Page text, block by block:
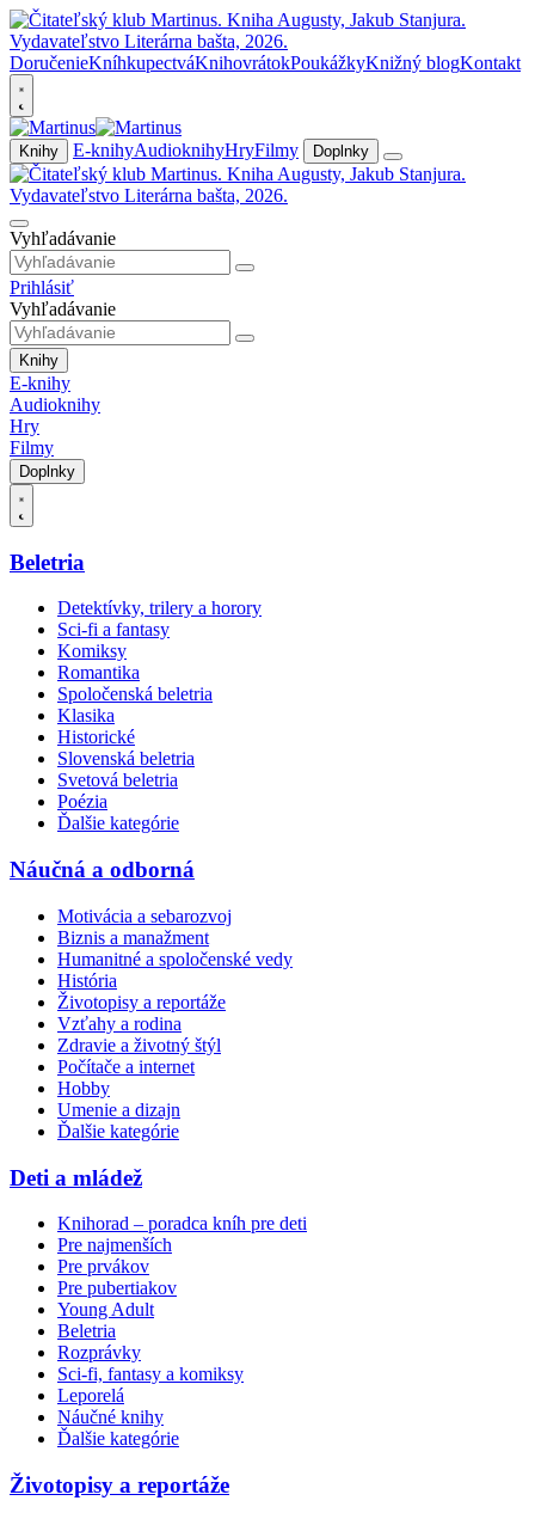
DoručenieKníhkupectváKnihovrátokPoukážkyKnižný blogKontakt
Knihy E-knihyAudioknihyHryFilmy Doplnky
Vyhľadávanie
Prihlásiť
Vyhľadávanie
Knihy
E-knihy
Audioknihy
Hry
Filmy
Doplnky
Beletria
Detektívky, trilery a horory
Sci-fi a fantasy
Komiksy
Romantika
Spoločenská beletria
Klasika
Historické
Slovenská beletria
Svetová beletria
Poézia
Ďalšie kategórie
Náučná a odborná
Motivácia a sebarozvoj
Biznis a manažment
Humanitné a spoločenské vedy
História
Životopisy a reportáže
Vzťahy a rodina
Zdravie a životný štýl
Počítače a internet
Hobby
Umenie a dizajn
Ďalšie kategórie
Deti a mládež
Knihorad – poradca kníh pre deti
Pre najmenších
Pre prvákov
Pre pubertiakov
Young Adult
Beletria
Rozprávky
Sci-fi, fantasy a komiksy
Leporelá
Náučné knihy
Ďalšie kategórie
Životopisy a reportáže